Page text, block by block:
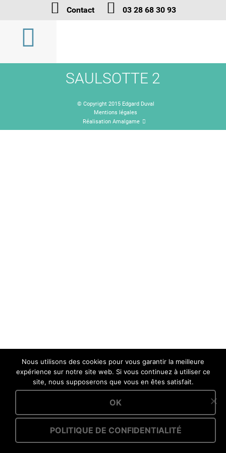
Contact 03 28 68 30 93
SAULSOTTE 2
© Copyright 2015 Edgard Duval
Mentions légales
Réalisation Amalgame
Nous utilisons des cookies pour vous garantir la meilleure
expérience sur notre site web. Si vous continuez à utiliser ce
site, nous supposerons que vous en êtes satisfait.
OK
POLITIQUE DE CONFIDENTIALITÉ